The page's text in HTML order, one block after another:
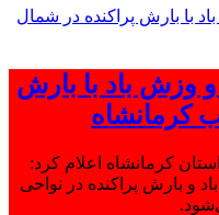
باد با بارش
کرمانشاه
کرمانشاه اعلام کرد:
و بارش پراکنده در نواحی